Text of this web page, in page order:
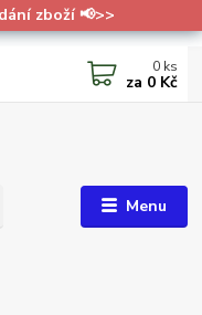
zboží 📢>>
Menu
0 ks
za 0 Kč